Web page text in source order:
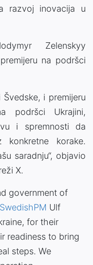
razvoj inovacija u
Zelenskyy
na podršci
i premijeru
podršci Ukrajini,
i spremnosti da
korake.
saradnju“, objavio
X.
government of
Ulf
for their
readiness to bring
steps. We